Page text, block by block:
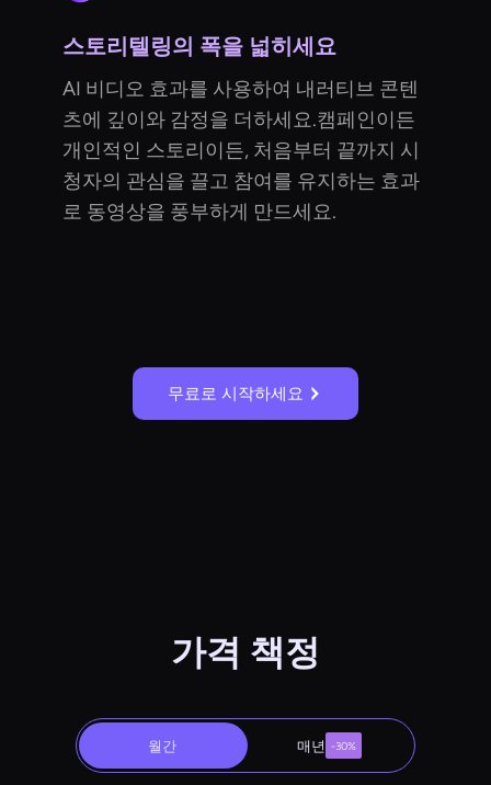
스토리텔링의 폭을 넓히세요
AI 비디오 효과를 사용하여 내러티브 콘텐
츠에 깊이와 감정을 더하세요.캠페인이든
개인적인 스토리이든, 처음부터 끝까지 시
청자의 관심을 끌고 참여를 유지하는 효과
로 동영상을 풍부하게 만드세요.
무료로 시작하세요
가격 책정
월간 매년 -30%